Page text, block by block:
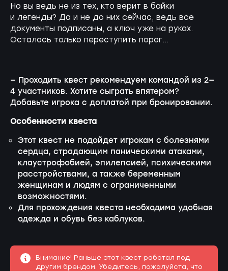
Но вы ведь не из тех, кто верит в байки
и легенды? Да и не до них сейчас, ведь все
документы подписаны, а ключ уже на руках.
Осталось только переступить порог…
— Проходить квест рекомендуем командой из 2—
4 участников. Хотите сыграть впятером?
Добавьте игрока с доплатой при бронировании.
Особенности квеста
Этот квест не подойдет игрокам с болезнями
сердца, страдающим паническими атаками,
клаустрофобией, эпилепсией, психическими
расстройствами, а также беременным
женщинам и людям с ограниченными
возможностями.
Для прохождения квеста необходима удобная
одежда и обувь без каблуков.
Внимание! Раньше этот квест работал под
другим брендом. Убедитесь, пожалуйста, что